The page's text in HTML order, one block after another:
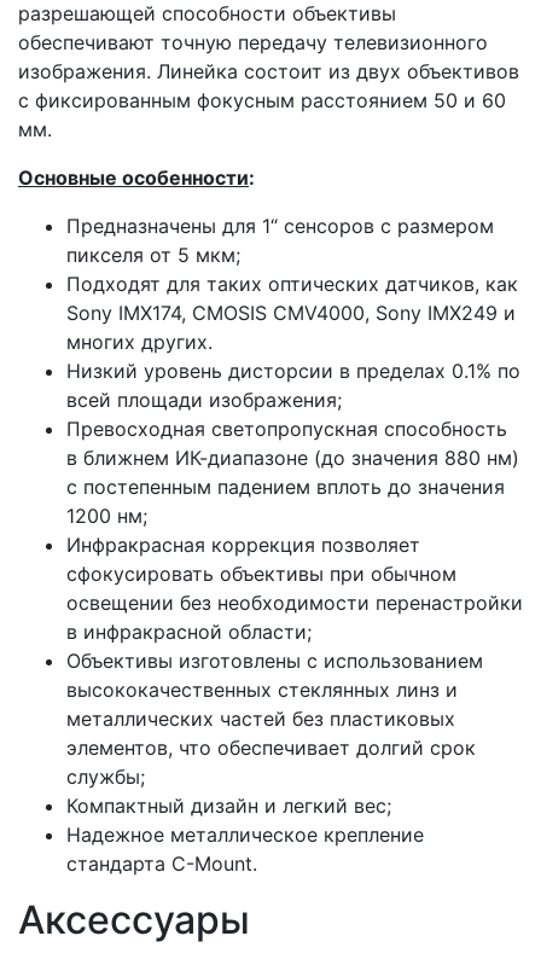
разрешающей способности объективы
обеспечивают точную передачу телевизионного
изображения. Линейка состоит из двух объективов
с фиксированным фокусным расстоянием 50 и 60
мм.
Основные особенности:
Предназначены для 1“ сенсоров с размером
пикселя от 5 мкм;
Подходят для таких оптических датчиков, как
Sony IMX174, CMOSIS CMV4000, Sony IMX249 и
многих других.
Низкий уровень дисторсии в пределах 0.1% по
всей площади изображения;
Превосходная светопропускная способность
в ближнем ИК-диапазоне (до значения 880 нм)
с постепенным падением вплоть до значения
1200 нм;
Инфракрасная коррекция позволяет
сфокусировать объективы при обычном
освещении без необходимости перенастройки
в инфракрасной области;
Объективы изготовлены с использованием
высококачественных стеклянных линз и
металлических частей без пластиковых
элементов, что обеспечивает долгий срок
службы;
Компактный дизайн и легкий вес;
Надежное металлическое крепление
стандарта C-Mount.
Аксессуары